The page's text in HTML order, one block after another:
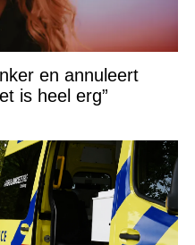
en annuleert
is heel erg”